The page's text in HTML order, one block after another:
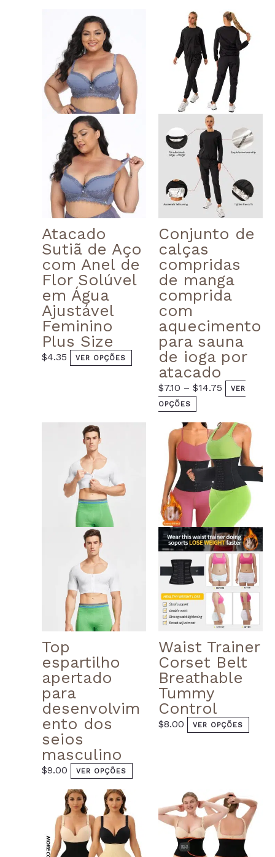
Atacado
Sutiã de Aço
com Anel de
Flor Solúvel
em Água
Ajustável
Feminino
Plus Size
$4.35 VER OPÇÕES
multiple
variants.
The
options
chosen
on
product
page
Conjunto de
calças
compridas
de manga
comprida
com
aquecimento
para sauna
de ioga por
atacado
$7.10 – $14.75
Price
range:
$7.10
through
$14.75
VER
OPÇÕES
This
product
has
multiple
variants.
The
options
may
be
chosen
on
the
product
page
Top
espartilho
apertado
para
desenvolvim
ento dos
seios
masculino
$9.00 VER OPÇÕES
product
multiple
variants.
options
chosen
product
Waist Trainer
Corset Belt
Breathable
Tummy
Control
$8.00 VER OPÇÕES
This
has
The
may
be
on
the
page
product
has
multiple
This
has